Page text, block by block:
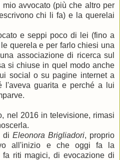
avvocato (più che altro per
chi li fa) e la querelai
e seppi poco di lei (fino a
querela e per farlo chiesi una
associazione di ricerca sul
si chiuse in quel modo anche
social o su pagine internet a
l'aveva guarita e perché a lui
nel 2016 in televisione, rimasi
di Eleonora Brigliadori, proprio
all'inizio e che oggi fa la
fa riti magici, di evocazione di